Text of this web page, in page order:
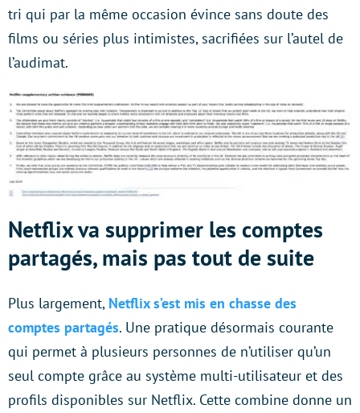
tri qui par la même occasion évince sans doute des
films ou séries plus intimistes, sacrifiées sur l’autel de
l’audimat.
Netflix va supprimer les comptes
partagés, mais pas tout de suite
Plus largement, Netflix s’est mis en chasse des
comptes partagés. Une pratique désormais courante
qui permet à plusieurs personnes de n’utiliser qu’un
seul compte grâce au système multi-utilisateur et des
profils disponibles sur Netflix. Cette combine donne un